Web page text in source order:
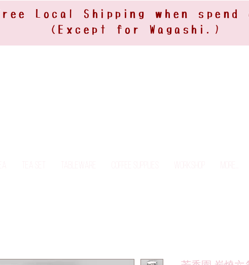
Local Shipping when spend
(Except for Wagashi.)
Tableware Workshop More...